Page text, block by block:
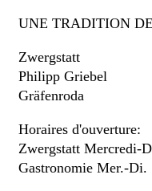
UNE TRADITION
Zwergstatt
Philipp Griebel
Gräfenroda
Horaires d'ouverture:
Zwergstatt Mercredi-
Gastronomie Mer.-Di.